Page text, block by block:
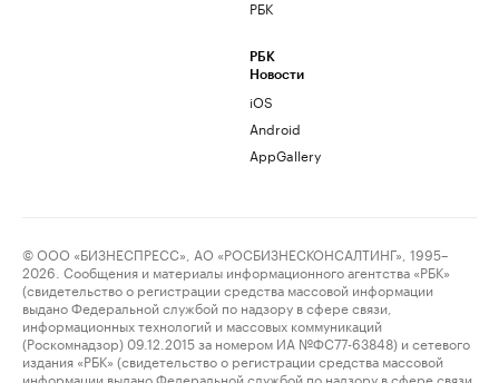
РБК
РБК
Новости
iOS
Android
AppGallery
© ООО «БИЗНЕСПРЕСС», АО «РОСБИЗНЕСКОНСАЛТИНГ», 1995–
2026. Сообщения и материалы информационного агентства «РБК»
(свидетельство о регистрации средства массовой информации
выдано Федеральной службой по надзору в сфере связи,
информационных технологий и массовых коммуникаций
(Роскомнадзор) 09.12.2015 за номером ИА №ФС77-63848) и сетевого
издания «РБК» (свидетельство о регистрации средства массовой
информации выдано Федеральной службой по надзору в сфере связи,